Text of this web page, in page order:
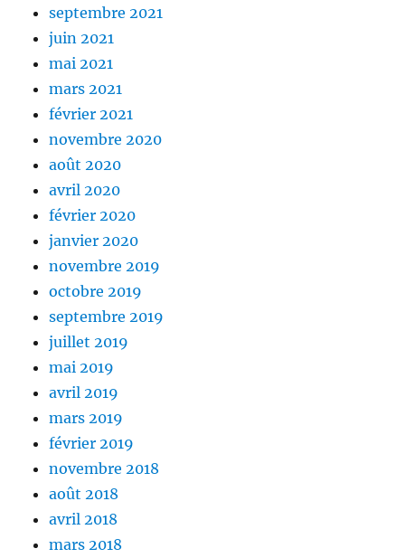
septembre 2021
juin 2021
mai 2021
mars 2021
février 2021
novembre 2020
août 2020
avril 2020
février 2020
janvier 2020
novembre 2019
octobre 2019
septembre 2019
juillet 2019
mai 2019
avril 2019
mars 2019
février 2019
novembre 2018
août 2018
avril 2018
mars 2018